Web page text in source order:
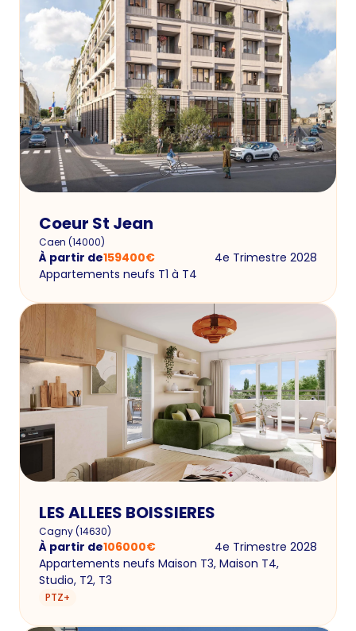
Coeur St Jean
Caen (14000)
À partir de159400€
4e Trimestre 2028
Appartements neufs T1 à T4
LES ALLEES BOISSIERES
Cagny(14630)
À partir de106000€
4e Trimestre 2028
Appartements neufs Maison T3, Maison T4,
Studio, T2, T3
PTZ+